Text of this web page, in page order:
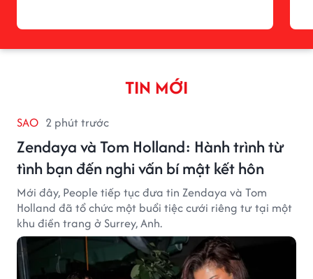
TIN MỚI
SAO 2 phút trước
Zendaya và Tom Holland: Hành trình từ
tình bạn đến nghi vấn bí mật kết hôn
Mới đây, People tiếp tục đưa tin Zendaya và Tom
Holland đã tổ chức một buổi tiệc cưới riêng tư tại một
khu điền trang ở Surrey, Anh.